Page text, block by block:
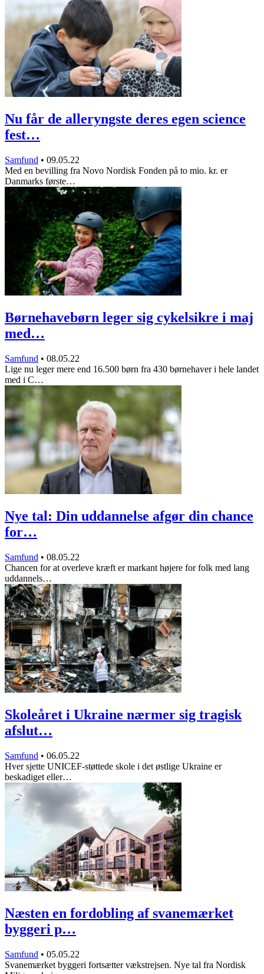
Nu får de alleryngste deres egen science
fest…
Samfund • 09.05.22
Med en bevilling fra Novo Nordisk Fonden på to mio. kr. er
Danmarks første…
Børnehavebørn leger sig cykelsikre i maj
med…
Samfund • 08.05.22
Lige nu leger mere end 16.500 børn fra 430 børnehaver i hele landet
med i C…
Nye tal: Din uddannelse afgør din chance
for…
Samfund • 08.05.22
Chancen for at overleve kræft er markant højere for folk med lang
uddannels…
Skoleåret i Ukraine nærmer sig tragisk
afslut…
Samfund • 06.05.22
Hver sjette UNICEF-støttede skole i det østlige Ukraine er
beskadiget eller…
Næsten en fordobling af svanemærket
byggeri p…
Samfund • 05.05.22
Svanemærket byggeri fortsætter vækstrejsen. Nye tal fra Nordisk